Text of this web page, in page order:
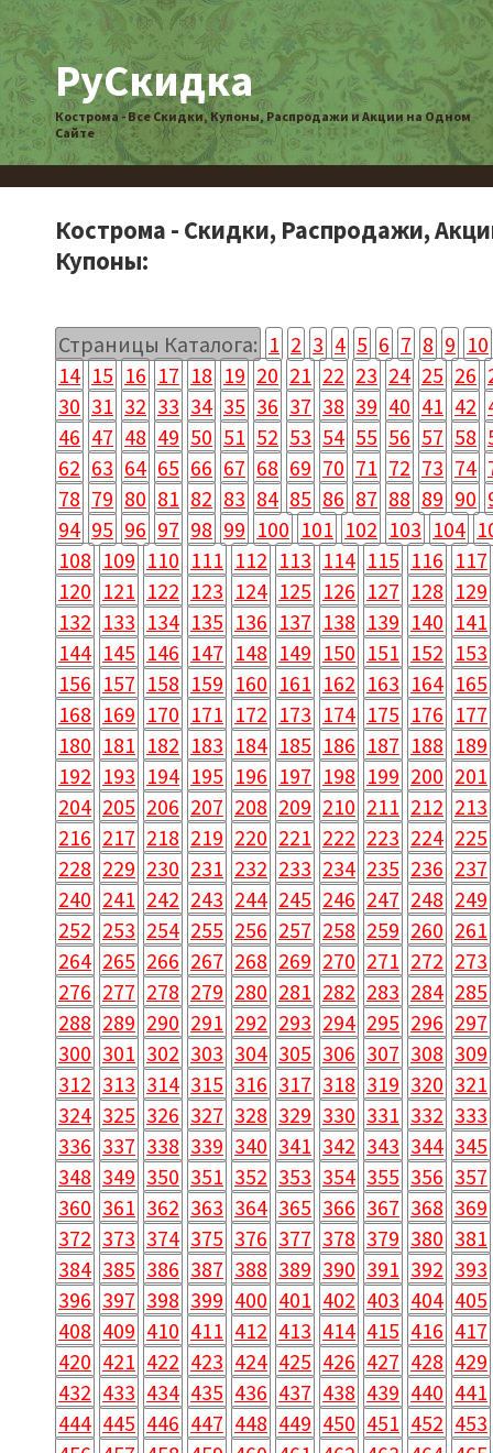
РуСкидка
Кострома - Все Скидки, Купоны, Распродажи и Акции на Одном
Сайте
Кострома - Скидки, Распродажи,
Купоны:
Страницы Каталога: 1 2 3 4 5 6 7 8 9 10
14 15 16 17 18 19 20 21 22 23 24 25 26
30 31 32 33 34 35 36 37 38 39 40 41 42
46 47 48 49 50 51 52 53 54 55 56 57 58
62 63 64 65 66 67 68 69 70 71 72 73 74
78 79 80 81 82 83 84 85 86 87 88 89 90
94 95 96 97 98 99 100 101 102 103 104
108 109 110 111 112 113 114 115 116 117
120 121 122 123 124 125 126 127 128 129
132 133 134 135 136 137 138 139 140 141
144 145 146 147 148 149 150 151 152 153
156 157 158 159 160 161 162 163 164 165
168 169 170 171 172 173 174 175 176 177
180 181 182 183 184 185 186 187 188 189
192 193 194 195 196 197 198 199 200 201
204 205 206 207 208 209 210 211 212 213
216 217 218 219 220 221 222 223 224 225
228 229 230 231 232 233 234 235 236 237
240 241 242 243 244 245 246 247 248 249
252 253 254 255 256 257 258 259 260 261
264 265 266 267 268 269 270 271 272 273
276 277 278 279 280 281 282 283 284 285
288 289 290 291 292 293 294 295 296 297
300 301 302 303 304 305 306 307 308 309
312 313 314 315 316 317 318 319 320 321
324 325 326 327 328 329 330 331 332 333
336 337 338 339 340 341 342 343 344 345
348 349 350 351 352 353 354 355 356 357
360 361 362 363 364 365 366 367 368 369
372 373 374 375 376 377 378 379 380 381
384 385 386 387 388 389 390 391 392 393
396 397 398 399 400 401 402 403 404 405
408 409 410 411 412 413 414 415 416 417
420 421 422 423 424 425 426 427 428 429
432 433 434 435 436 437 438 439 440 441
444 445 446 447 448 449 450 451 452 453